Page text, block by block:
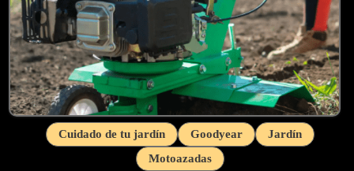
Cuidado de tu jardín Goodyear
Jardín
Motoazadas